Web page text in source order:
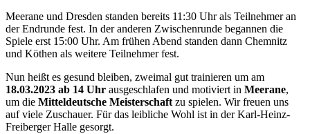
Meerane und Dresden standen bereits 11:30 Uhr als Teilnehmer an
der Endrunde fest. In der anderen Zwischenrunde begannen die
Spiele erst 15:00 Uhr. Am frühen Abend standen dann Chemnitz
und Köthen als weitere Teilnehmer fest.
Nun heißt es gesund bleiben, zweimal gut trainieren um am
18.03.2023 ab 14 Uhr ausgeschlafen und motiviert in Meerane,
um die Mitteldeutsche Meisterschaftzu spielen. Wir freuen uns
auf viele Zuschauer. Für das leibliche Wohl ist in der Karl-Heinz-
Freiberger Halle gesorgt.